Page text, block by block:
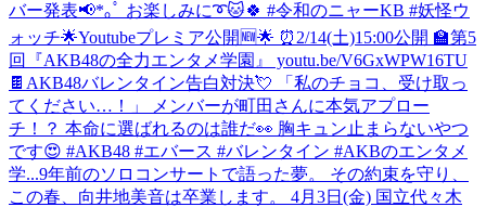
バー発表📢*｡ﾟ お楽しみに➰🐱🍀 #令和のニャーKB #妖怪ウ
ォッチ🌟Youtubeプレミア公開🆕🌟 ⏰2/14(土)15:00公開 🏫第5
回『AKB48の全力エンタメ学園』 youtu.be/V6GxWPW16TU
🍫AKB48バレンタイン告白対決💘 「私のチョコ、受け取っ
てください…！」 メンバーが町田さんに本気アプロー
チ！？ 本命に選ばれるのは誰だ👀 胸キュン止まらないやつ
です😍 #AKB48 #エバース #バレンタイン #AKBのエンタメ
学...9年前のソロコンサートで語った夢。 その約束を守り、
この春、向井地美音は卒業します。 4月3日(金) 国立代々木